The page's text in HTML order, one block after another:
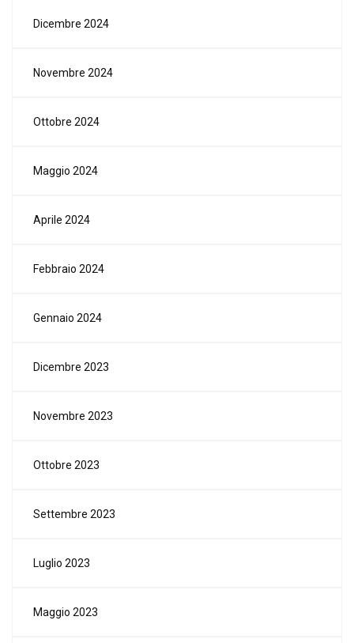
Dicembre 2024
Novembre 2024
Ottobre 2024
Maggio 2024
Aprile 2024
Febbraio 2024
Gennaio 2024
Dicembre 2023
Novembre 2023
Ottobre 2023
Settembre 2023
Luglio 2023
Maggio 2023